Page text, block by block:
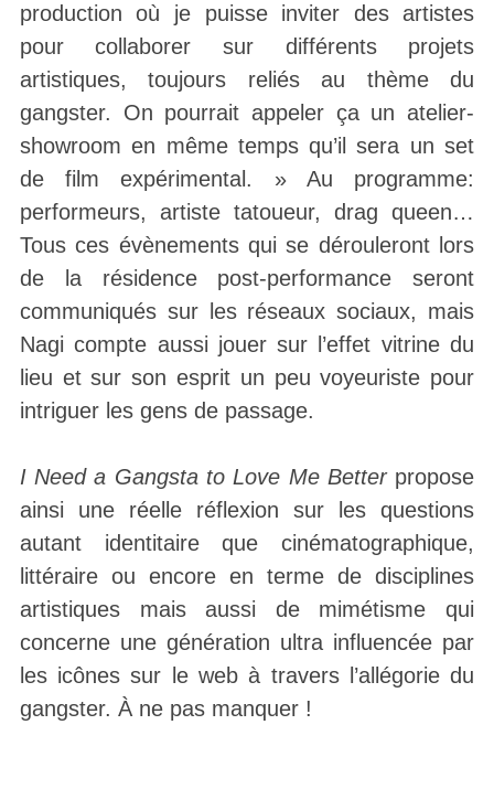
production où je puisse inviter des artistes
pour collaborer sur différents projets
artistiques, toujours reliés au thème du
gangster. On pourrait appeler ça un atelier-
showroom en même temps qu’il sera un set
de film expérimental. » Au programme:
performeurs, artiste tatoueur, drag queen…
Tous ces évènements qui se dérouleront lors
de la résidence post-performance seront
communiqués sur les réseaux sociaux, mais
Nagi compte aussi jouer sur l’effet vitrine du
lieu et sur son esprit un peu voyeuriste pour
intriguer les gens de passage.
I Need a Gangsta to Love Me Better propose
ainsi une réelle réflexion sur les questions
autant identitaire que cinématographique,
littéraire ou encore en terme de disciplines
artistiques mais aussi de mimétisme qui
concerne une génération ultra influencée par
les icônes sur le web à travers l’allégorie du
gangster. À ne pas manquer !